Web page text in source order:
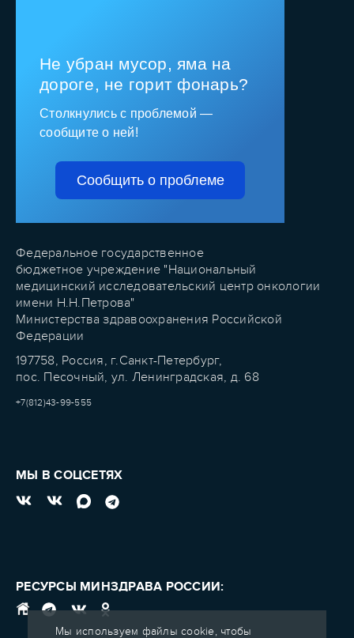
Мы используем файлы cookie, чтобы
Не убран мусор, яма на
дороге, не горит фонарь?
Столкнулись с проблемой —
сообщите о ней!
Сообщить о проблеме
Федеральное государственное
бюджетное учреждение "Национальный
медицинский исследовательский центр онкологии
имени Н.Н.Петрова"
Министерства здравоохранения Российской
Федерации
197758, Россия, г.Санкт-Петербург,
пос. Песочный, ул. Ленинградская, д. 68
+7(812)43-99-555
МЫ В СОЦСЕТЯХ
РЕСУРСЫ МИНЗДРАВА РОССИИ: